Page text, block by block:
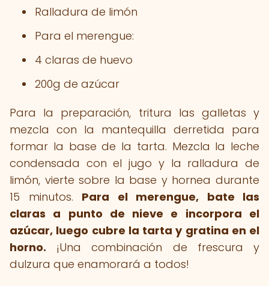
Ralladura de limón
Para el merengue:
4 claras de huevo
200g de azúcar
Para la preparación, tritura las galletas y
mezcla con la mantequilla derretida para
formar la base de la tarta. Mezcla la leche
condensada con el jugo y la ralladura de
limón, vierte sobre la base y hornea durante
15 minutos. Para el merengue, bate las
claras a punto de nieve e incorpora el
azúcar, luego cubre la tarta y gratina en el
horno. ¡Una combinación de frescura y
dulzura que enamorará a todos!